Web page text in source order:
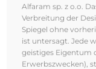
Alfaram sp. z o.o.
Verbreitung der
Spiegel ohne
ist untersagt. Jede
geistiges Eigentum
Erwerbszwecken),